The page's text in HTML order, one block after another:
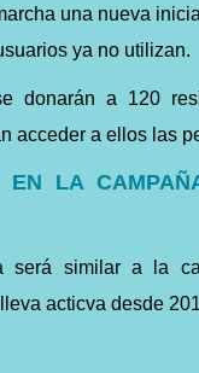
una nueva
ya no utilizan.
donarán a 120
acceder a ellos las
EN LA
será similar a la
acticva desde